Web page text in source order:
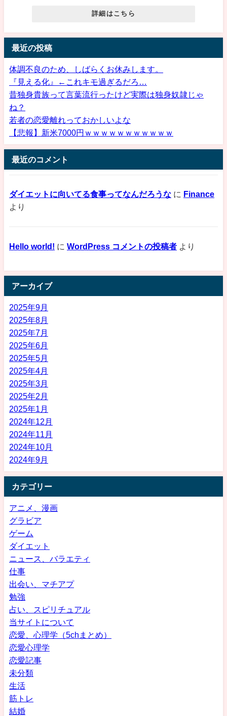
詳細はこちら
最近の投稿
体調不良のため、しばらくお休みします。
『見える化』←これキモ過ぎるだろ…
昔独身貴族って言葉流行ったけど実際は独身奴隷じゃ
ね？
若者の恋愛離れっておかしいよな
【悲報】新米7000円ｗｗｗｗｗｗｗｗｗｗｗ
最近のコメント
ダイエットに向いてる食事ってなんだろうな に Finance
より
Hello world! に WordPress コメントの投稿者 より
アーカイブ
2025年9月
2025年8月
2025年7月
2025年6月
2025年5月
2025年4月
2025年3月
2025年2月
2025年1月
2024年12月
2024年11月
2024年10月
2024年9月
カテゴリー
アニメ、漫画
グラビア
ゲーム
ダイエット
ニュース、バラエティ
仕事
出会い、マチアプ
勉強
占い、スピリチュアル
当サイトについて
恋愛、心理学（5chまとめ）
恋愛心理学
恋愛記事
未分類
生活
筋トレ
結婚